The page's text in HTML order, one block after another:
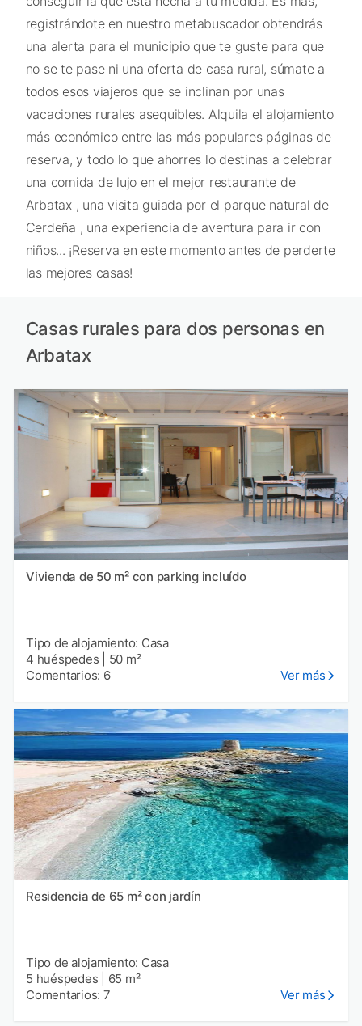
registrándote en nuestro metabuscador obtendrás
una alerta para el municipio que te guste para que
no se te pase ni una oferta de casa rural, súmate a
todos esos viajeros que se inclinan por unas
vacaciones rurales asequibles. Alquila el alojamiento
más económico entre las más populares páginas de
reserva, y todo lo que ahorres lo destinas a celebrar
una comida de lujo en el mejor restaurante de
Arbatax , una visita guiada por el parque natural de
Cerdeña , una experiencia de aventura para ir con
niños... ¡Reserva en este momento antes de perderte
las mejores casas!
Casas rurales para dos personas en
Arbatax
Vivienda de 50 m² con parking incluído
Tipo de alojamiento: Casa
4 huéspedes
50 m²
Comentarios: 6
Ver más
Residencia de 65 m² con jardín
Tipo de alojamiento: Casa
5 huéspedes
65 m²
Comentarios: 7
Ver más